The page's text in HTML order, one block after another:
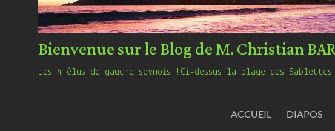
Bienvenue sur le Blog de M. Christian
Les 4 élus de gauche seynois !Ci-dessus la plage des
ACCUEIL DIAPOS